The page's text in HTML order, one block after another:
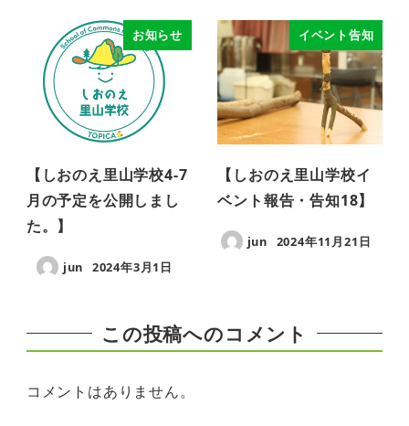
お知らせ
【しおのえ里山学校4-7
月の予定を公開しまし
た。】
jun 2024年3月1日
イベント告知
【しおのえ里山学校イ
ベント報告・告知18】
jun 2024年11月21日
この投稿へのコメント
コメントはありません。